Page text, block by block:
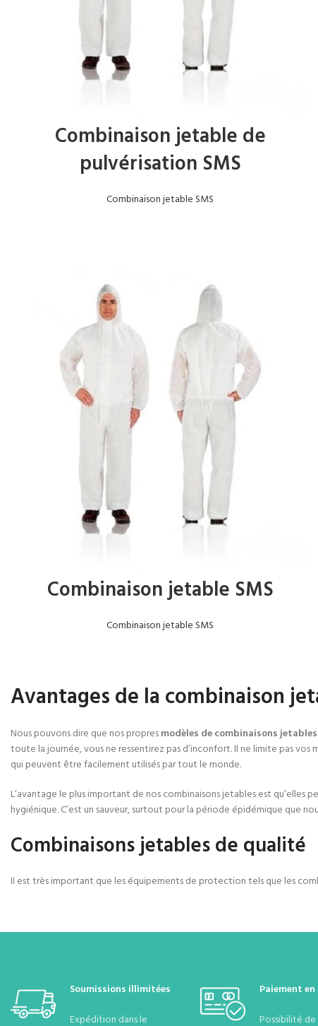
Combinaison jetable de
pulvérisation SMS
Combinaison jetable SMS
Combinaison jetable SMS
Combinaison jetable SMS
Avantages de la combinaison
Nous pouvons dire que nos propresmodèles de combinaisons
toute la journée, vous ne ressentirez pas d’inconfort. Il ne limite pas
qui peuvent être facilement utilisés par tout le monde.
L’avantage le plus important de nos combinaisons jetables est qu’elles
hygiénique. C’est un sauveur, surtout pour la période épidémique que
Combinaisons jetables de qualité
Il est très important que les équipements de protection tels que les
Soumissions illimitées
Expédition dans le
Paiement
Possibilité